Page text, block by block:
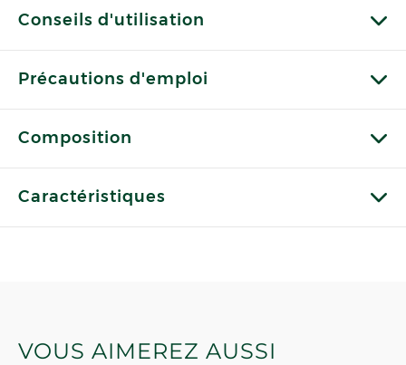
Conseils d'utilisation
Précautions d'emploi
Composition
Caractéristiques
VOUS AIMEREZ AUSSI